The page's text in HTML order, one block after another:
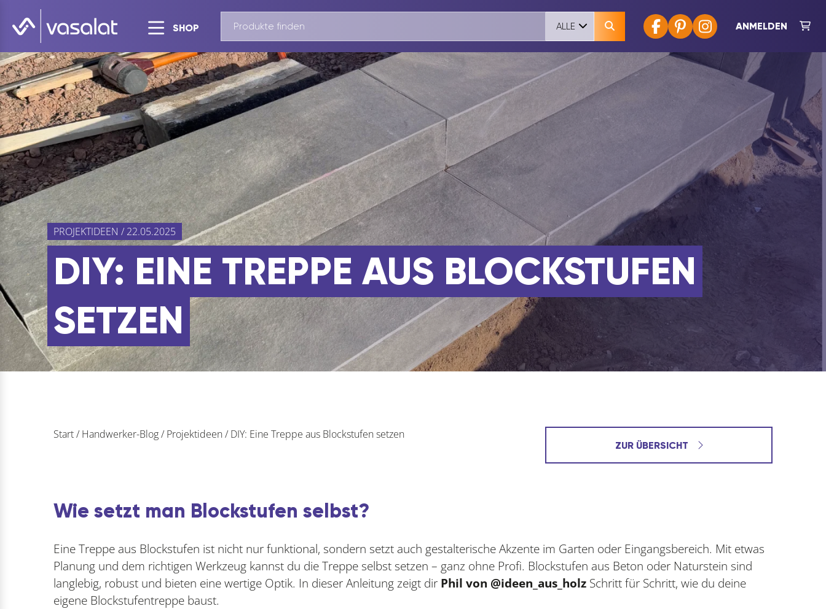
SHOP ANMELDEN
ALLE
PROJEKTIDEEN / 22.05.2025
DIY: EINE TREPPE AUS BLOCKSTUFEN
SETZEN
Start/ Handwerker-Blog/ Projektideen/ DIY: Eine Treppe aus Blockstufen setzen
ZUR ÜBERSICHT
Wie setzt man Blockstufen selbst?
Eine Treppe aus Blockstufen ist nicht nur funktional, sondern setzt auch gestalterische Akzente im Garten oder Eingangsbereich. Mit etwas
Planung und dem richtigen Werkzeug kannst du die Treppe selbst setzen – ganz ohne Profi. Blockstufen aus Beton oder Naturstein sind
langlebig, robust und bieten eine wertige Optik. In dieser Anleitung zeigt dir Phil von @ideen_aus_holz Schritt für Schritt, wie du deine
eigene Blockstufentreppe baust.